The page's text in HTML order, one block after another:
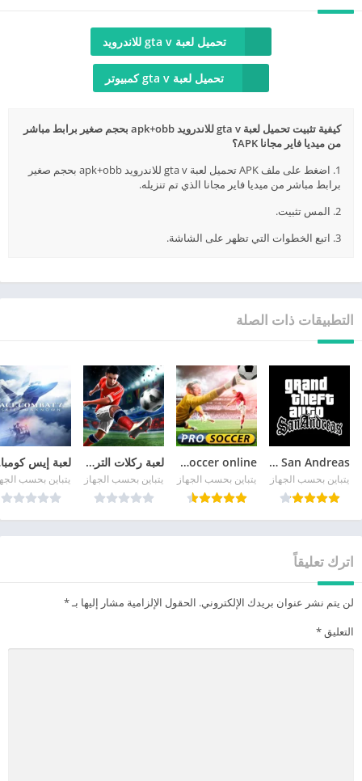
تحميل لعبة gta v للاندرويد
تحميل لعبة gta v كمبيوتر
كيفية تثبيت تحميل لعبة gta v للاندرويد apk+obb بحجم صغير برابط مباشر
من ميديا فاير مجانا APK؟
1. اضغط على ملف APK تحميل لعبة gta v للاندرويد apk+obb بحجم صغير
برابط مباشر من ميديا فاير مجانا الذي تم تنزيله.
2. المس تثبيت.
3. اتبع الخطوات التي تظهر على الشاشة.
التطبيقات ذات الصلة
GTA San Andreas
يتباين بحسب الجهاز
pro soccer online مهكرة
يتباين بحسب الجهاز
لعبة ركلات الترجيح
يتباين بحسب الجهاز يتباين بحسب
اترك تعليقاً
لن يتم نشر عنوان بريدك الإلكتروني. الحقول الإلزامية مشار إليها بـ*
التعليق *